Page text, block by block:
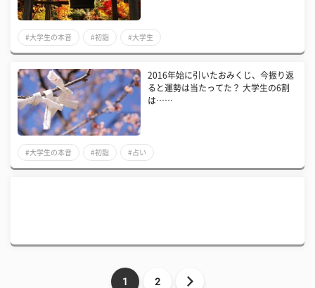
#大学生の本音 #初詣 #大学生
2016年始に引いたおみくじ、今振り返
ると運勢は当たってた？ 大学生の6割
は……
#大学生の本音 #初詣 #占い
1 2